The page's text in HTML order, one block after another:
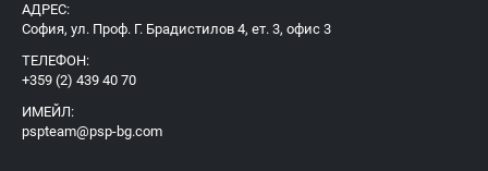
АДРЕС:
София, ул. Проф. Г. Брадистилов 4, ет. 3, офис 3
ТЕЛЕФОН:
+359 (2) 439 40 70
ИМЕЙЛ:
pspteam@psp-bg.com